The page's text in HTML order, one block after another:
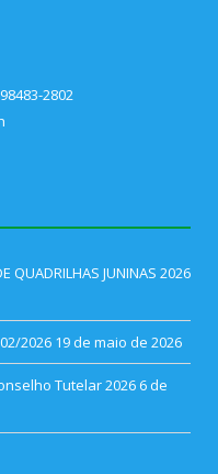
2802
QUADRILHAS JUNINAS 2026
02/2026 19 de maio de 2026
Tutelar 2026 6 de